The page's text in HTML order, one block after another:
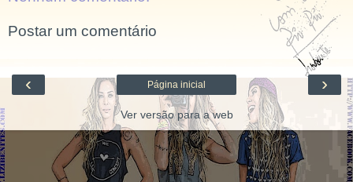
Postar um comentário
‹ ›
Página inicial
Ver versão para a web